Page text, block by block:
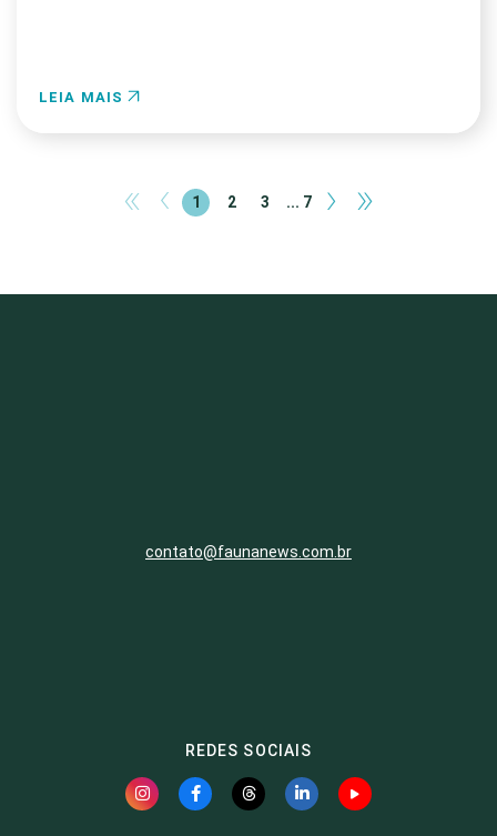
LEIA MAIS
« ‹ 1 2 3 ... 7 › »
contato@faunanews.com.br
REDES SOCIAIS